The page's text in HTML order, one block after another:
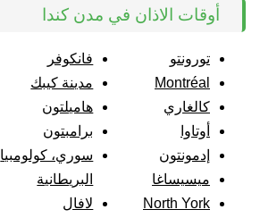
أوقات الاذان في مدن كندا
تورونتو
Montréal
كالغاري
أوتاوا
إدمونتون
ميسيساغا
North York
فانكوفر
مدينة كيبك
هاميلتون
برامبتون
سوري، كولومبيا
البريطانية
لافال